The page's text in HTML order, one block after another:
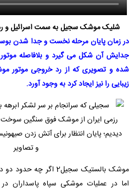
شلیک موشک سجیل به سمت اسرائیل
در زمان پایان مرحله نخست و جدا شدن
جدایش آن شکل می گیرد و بلافاصله
شده و تصویری که از رد خروجی موتور
زیبایی را نیز ایجاد کرد به وجود آورد.
موشک بالستیک سجیل2
اما در عملیات موشکی سپاه پاسداران